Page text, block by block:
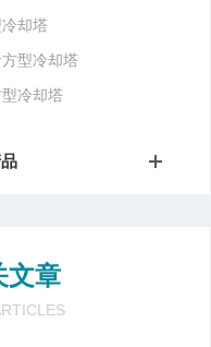
却塔
型冷却塔
冷却塔
文章